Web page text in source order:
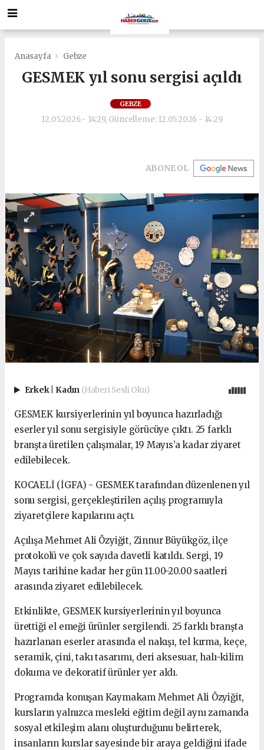
Anasayfa Gebze
GESMEK yıl sonu sergisi açıldı
GEBZE
12.05.2026 - 14:29, Güncelleme: 12.05.2026 - 14:29
ABONE OL
Erkek Kadın (Haberi Sesli Oku)
GESMEK kursiyerlerinin yıl boyunca hazırladığı
eserler yıl sonu sergisiyle görücüye çıktı. 25 farklı
branşta üretilen çalışmalar, 19 Mayıs’a kadar ziyaret
edilebilecek.
KOCAELİ (İGFA) - GESMEK tarafından düzenlenen yıl
sonu sergisi, gerçekleştirilen açılış programıyla
ziyaretçilere kapılarını açtı.
Açılışa Mehmet Ali Özyiğit, Zinnur Büyükgöz, ilçe
protokolü ve çok sayıda davetli katıldı. Sergi, 19
Mayıs tarihine kadar her gün 11.00-20.00 saatleri
arasında ziyaret edilebilecek.
Etkinlikte, GESMEK kursiyerlerinin yıl boyunca
ürettiği el emeği ürünler sergilendi. 25 farklı branşta
hazırlanan eserler arasında el nakışı, tel kırma, keçe,
seramik, çini, takı tasarımı, deri aksesuar, halı-kilim
dokuma ve dekoratif ürünler yer aldı.
Programda konuşan Kaymakam Mehmet Ali Özyiğit,
kursların yalnızca mesleki eğitim değil aynı zamanda
sosyal etkileşim alanı oluşturduğunu belirterek,
insanların kurslar sayesinde bir araya geldiğini ifade